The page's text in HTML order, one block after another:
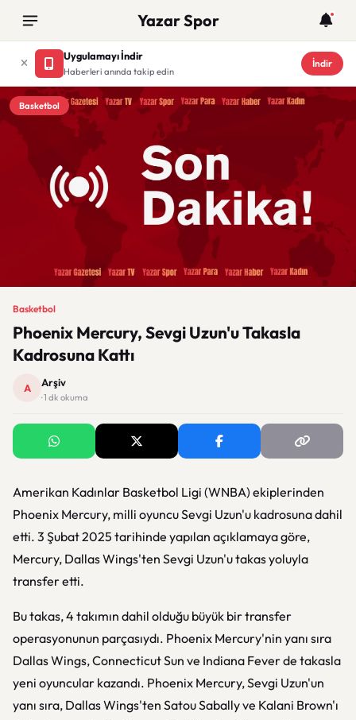
Yazar Spor
Uygulamayı İndir
Haberleri anında takip edin
İndir
Basketbol
Basketbol
Phoenix Mercury, Sevgi Uzun'u Takasla
Kadrosuna Kattı
A Arşiv
· 1 dk okuma
Amerikan Kadınlar Basketbol Ligi (WNBA) ekiplerinden
Phoenix Mercury, milli oyuncu Sevgi Uzun'u kadrosuna dahil
etti. 3 Şubat 2025 tarihinde yapılan açıklamaya göre,
Mercury, Dallas Wings'ten Sevgi Uzun'u takas yoluyla
transfer etti.
Bu takas, 4 takımın dahil olduğu büyük bir transfer
operasyonunun parçasıydı. Phoenix Mercury'nin yanı sıra
Dallas Wings, Connecticut Sun ve Indiana Fever de takasla
yeni oyuncular kazandı. Phoenix Mercury, Sevgi Uzun'un
yanı sıra, Dallas Wings'ten Satou Sabally ve Kalani Brown'ı